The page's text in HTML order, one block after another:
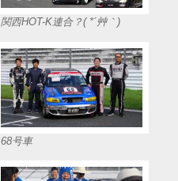
関西HOT-K連合？( *´艸｀)
68号車